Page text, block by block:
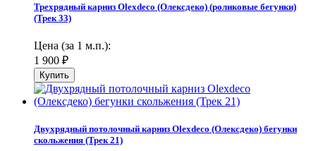
Трехрядный карниз Olexdeco (Олексдеко) (роликовые бегунки)
(Трек 33)
Цена (за 1 м.п.):
1 900 ₽
Двухрядный потолочный карниз Olexdeco (Олексдеко) бегунки
скольжения (Трек 21)